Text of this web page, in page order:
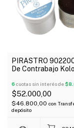
PIRASTRO
De Contrabajo
6 cuotas sin interés de
$52.000,00
$46.800,00 con
depósito